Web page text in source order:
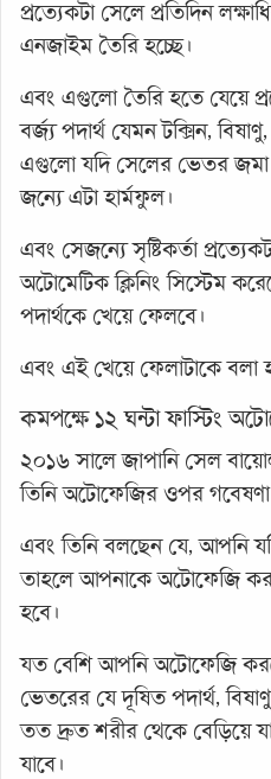
প্রত্যেকটা সেলে প্রতিদিন
এনজাইম তৈরি হচ্ছে।
এবং এগুলো তৈরি হতে যেয়ে
বর্জ্য পদার্থ যেমন টক্সিন,
এগুলো যদি সেলের ভেতর জমা
জন্যে এটা হার্মফুল।
এবং সেজন্যে সৃষ্টিকর্তা
অটোমেটিক ক্লিনিং সিস্টেম
পদার্থকে খেয়ে ফেলবে।
এবং এই খেয়ে ফেলাটাকে বলা
কমপক্ষে ১২ ঘন্টা ফাস্টিং
২০১৬ সালে জাপানি সেল
তিনি অটোফেজির ওপর
এবং তিনি বলছেন যে, আপনি
তাহলে আপনাকে অটোফেজি
হবে।
যত বেশি আপনি অটোফেজি
ভেতরের যে দূষিত পদার্থ,
তত দ্রুত শরীর থেকে বেড়িয়ে
যাবে।